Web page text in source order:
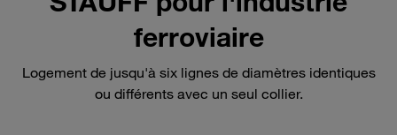
ferroviaire
Logement de jusqu'à six lignes de diamètres identiques
ou différents avec un seul collier.